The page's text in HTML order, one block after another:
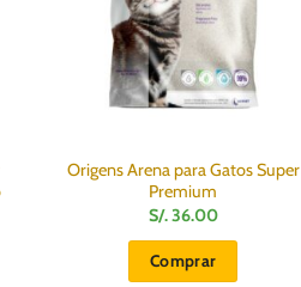
Origens Arena para Gatos Super
Premium
S/.36.00
Comprar